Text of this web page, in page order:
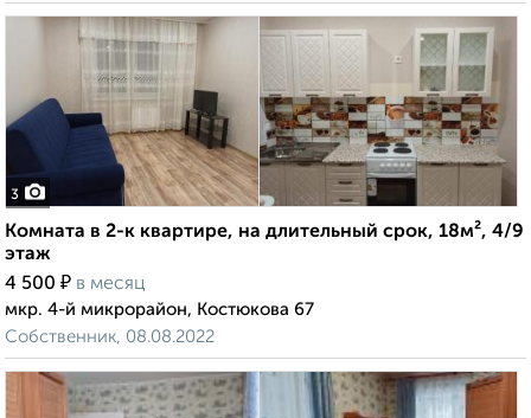
3
Комната в 2-к квартире, на длительный срок, 18м², 4/9
этаж
4 500 ₽ в месяц
мкр. 4-й микрорайон, Костюкова 67
Собственник, 08.08.2022